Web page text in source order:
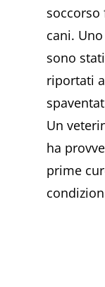
soccorso
cani.
sono
riportati
Un
ha
prime